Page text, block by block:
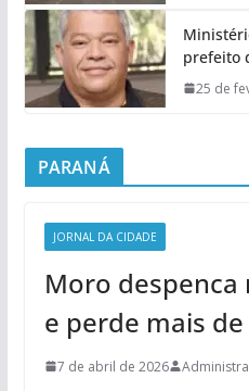
prefeito
25 de
PARANÁ
JORNAL DA CIDADE
Moro despenca
e perde mais
7 de abril de 2026